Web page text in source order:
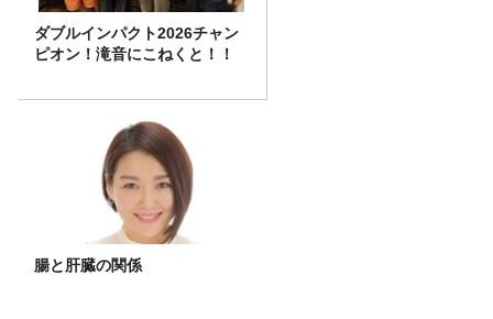
ダブルインパクト2026チャン
ピオン！滝音にこねくと！！
腸と肝臓の関係